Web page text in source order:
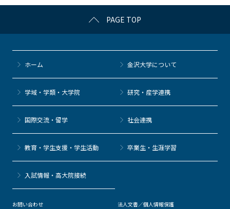
c
e
b
o
o
k
itt
er
c
k
et
e
n
a
e
PAGE TOP
ホーム 金沢大学について
学域・学類・大学院 研究・産学連携
国際交流・留学 社会連携
教育・学生支援・学生活動 卒業生・生涯学習
⼊試情報・高大院接続
お問い合わせ
法人文書／個人情報保護